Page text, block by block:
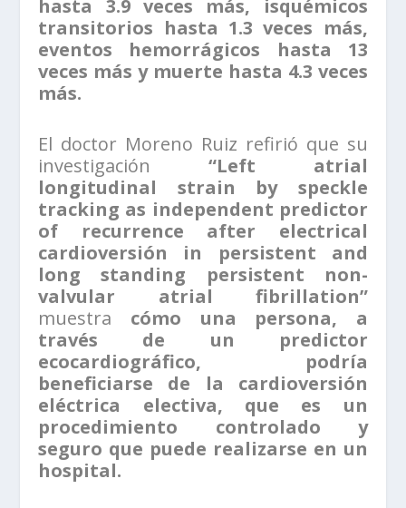
hasta 3.9 veces más, isquémicos
transitorios hasta 1.3 veces más,
eventos hemorrágicos hasta 13
veces más y muerte hasta 4.3 veces
más.
El doctor Moreno Ruiz refirió que su
investigación “Left atrial
longitudinal strain by speckle
tracking as independent predictor
of recurrence after electrical
cardioversión in persistent and
long standing persistent non-
valvular atrial fibrillation”
muestra cómo una persona, a
través de un predictor
ecocardiográfico, podría
beneficiarse de la cardioversión
eléctrica electiva, que es un
procedimiento controlado y
seguro que puede realizarse en un
hospital.